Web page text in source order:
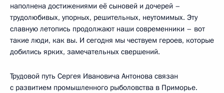
наполнена достижениями её сыновей и дочерей –
трудолюбивых, упорных, решительных, неутомимых. Эту
славную летопись продолжают наши современники – вот
такие люди, как вы. И сегодня мы чествуем героев, которые
добились ярких, замечательных свершений.
Трудовой путь Сергея Ивановича Антонова связан
с развитием промышленного рыболовства в Приморье.